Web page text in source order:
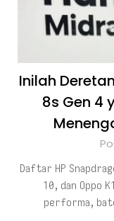
Inilah
8s Gen 4
Daftar HP
10, dan Oppo
performa,